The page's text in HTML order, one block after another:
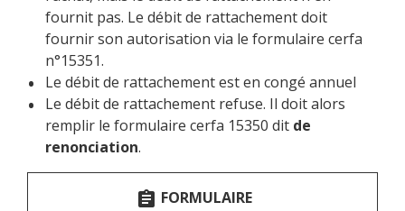
fournit pas. Le débit de rattachement doit
fournir son autorisation via le formulaire cerfa
n°15351.
Le débit de rattachement est en congé annuel
Le débit de rattachement refuse. Il doit alors
remplir le formulaire cerfa 15350 dit de
renonciation.
assignment FORMULAIRE